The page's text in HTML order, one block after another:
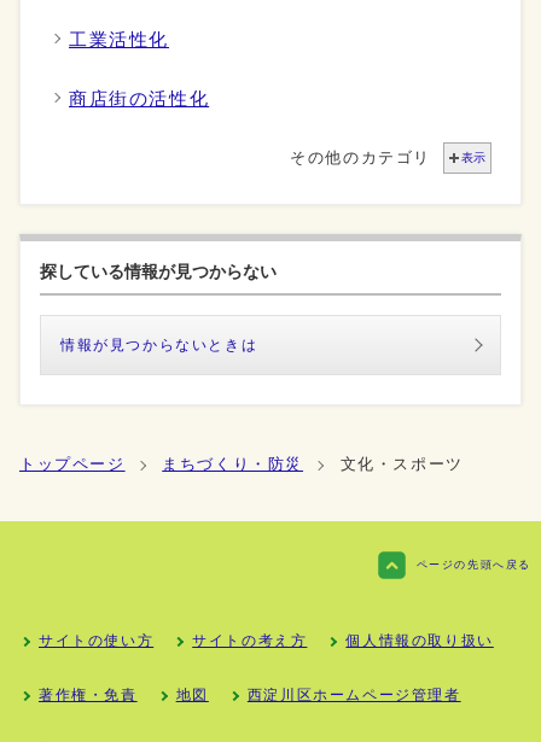
工業活性化
商店街の活性化
その他のカテゴリ 表示
探している情報が見つからない
情報が見つからないときは
トップページ まちづくり・防災 文化・スポーツ
ページの先頭へ戻る
サイトの使い方 サイトの考え方 個人情報の取り扱い
著作権・免責 地図 西淀川区ホームページ管理者